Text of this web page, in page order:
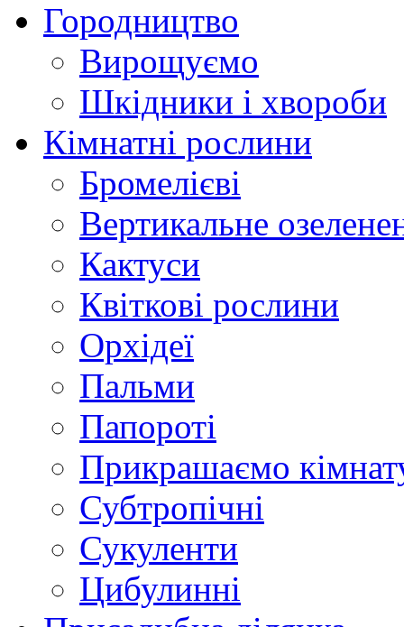
Городництво
Вирощуємо
Шкідники і хвороби
Кімнатні рослини
Бромелієві
Вертикальне
Кактуси
Квіткові рослини
Орхідеї
Пальми
Папороті
Прикрашаємо
Субтропічні
Сукуленти
Цибулинні